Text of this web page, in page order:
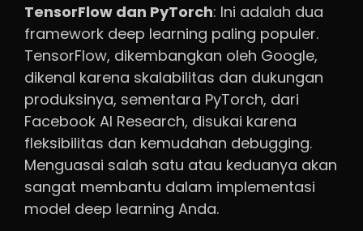
TensorFlow dan PyTorch: Ini adalah dua
framework deep learning paling populer.
TensorFlow, dikembangkan oleh Google,
dikenal karena skalabilitas dan dukungan
produksinya, sementara PyTorch, dari
Facebook AI Research, disukai karena
fleksibilitas dan kemudahan debugging.
Menguasai salah satu atau keduanya akan
sangat membantu dalam implementasi
model deep learning Anda.